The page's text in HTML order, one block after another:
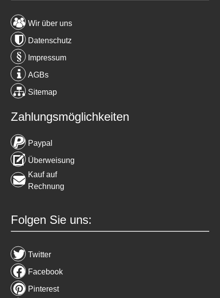
Wir über uns
Datenschutz
Impressum
AGBs
Sitemap
Zahlungsmöglichkeiten
Paypal
Überweisung
Kauf auf
Rechnung
Folgen Sie uns:
Twitter
Facebook
Pinterest